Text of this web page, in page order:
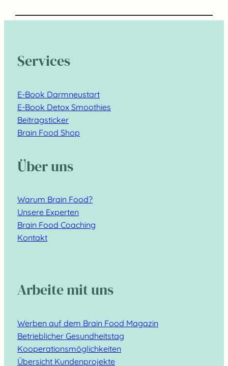
Services
E-Book Darmneustart
E-Book Detox Smoothies
Beitragsticker
Brain Food Shop
Über uns
Warum Brain Food?
Unsere Experten
Brain Food Coaching
Kontakt
Arbeite mit uns
Werben auf dem Brain Food Magazin
Betrieblicher Gesundheitstag
Kooperationsmöglichkeiten
Übersicht Kundenprojekte